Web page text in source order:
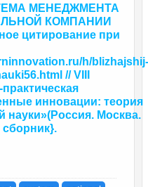
МЕНЕДЖМЕНТА
КОМПАНИИ
цитирование при
h/blizhajshij-
// VIII
инновации: теория
науки»(Россия. Москва.
сборник}.